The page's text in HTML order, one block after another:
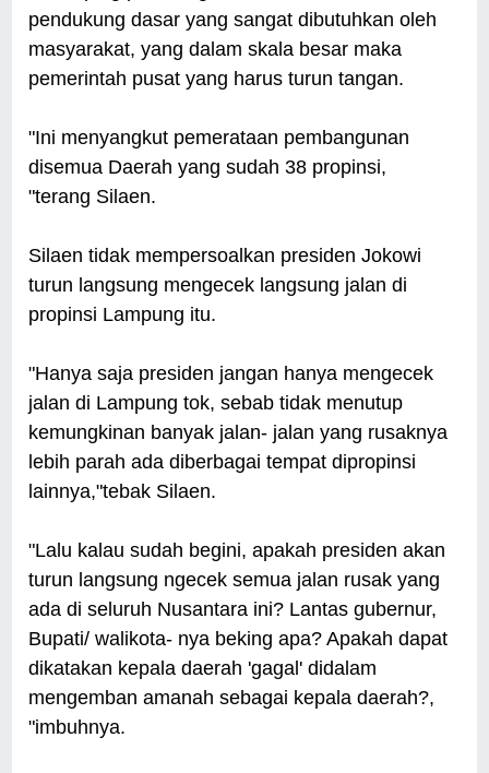
pendukung dasar yang sangat dibutuhkan oleh
masyarakat, yang dalam skala besar maka
pemerintah pusat yang harus turun tangan.
"Ini menyangkut pemerataan pembangunan
disemua Daerah yang sudah 38 propinsi,
"terang Silaen.
Silaen tidak mempersoalkan presiden Jokowi
turun langsung mengecek langsung jalan di
propinsi Lampung itu.
"Hanya saja presiden jangan hanya mengecek
jalan di Lampung tok, sebab tidak menutup
kemungkinan banyak jalan- jalan yang rusaknya
lebih parah ada diberbagai tempat dipropinsi
lainnya,"tebak Silaen.
"Lalu kalau sudah begini, apakah presiden akan
turun langsung ngecek semua jalan rusak yang
ada di seluruh Nusantara ini? Lantas gubernur,
Bupati/ walikota- nya beking apa? Apakah dapat
dikatakan kepala daerah 'gagal' didalam
mengemban amanah sebagai kepala daerah?,
"imbuhnya.